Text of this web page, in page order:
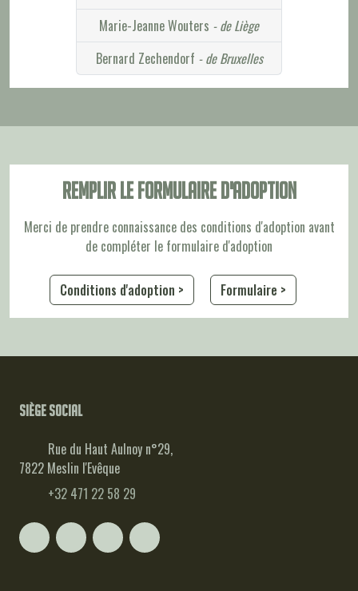
Marie-Jeanne Wouters - de Liège
Bernard Zechendorf - de Bruxelles
Remplir le formulaire d'adoption
Merci de prendre connaissance des conditions d'adoption avant
de compléter le formulaire d'adoption
Conditions d'adoption > Formulaire >
Siège social
Rue du Haut Aulnoy n°29,
7822 Meslin l'Evêque
+32 471 22 58 29